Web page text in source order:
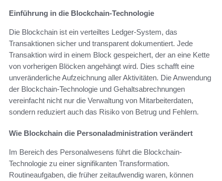
Einführung in die Blockchain-Technologie
Die Blockchain ist ein verteiltes Ledger-System, das
Transaktionen sicher und transparent dokumentiert. Jede
Transaktion wird in einem Block gespeichert, der an eine Kette
von vorherigen Blöcken angehängt wird. Dies schafft eine
unveränderliche Aufzeichnung aller Aktivitäten. Die Anwendung
der Blockchain-Technologie und Gehaltsabrechnungen
vereinfacht nicht nur die Verwaltung von Mitarbeiterdaten,
sondern reduziert auch das Risiko von Betrug und Fehlern.
Wie Blockchain die Personaladministration verändert
Im Bereich des Personalwesens führt die Blockchain-
Technologie zu einer signifikanten Transformation.
Routineaufgaben, die früher zeitaufwendig waren, können